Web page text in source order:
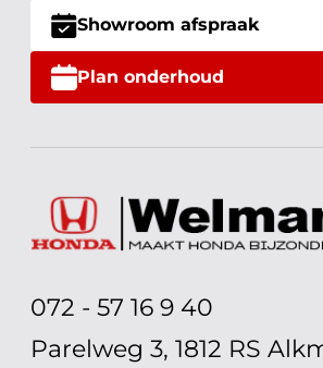
Showroom afspraak
Plan onderhoud
072 - 57 16 9 40
Parelweg 3, 1812 RS